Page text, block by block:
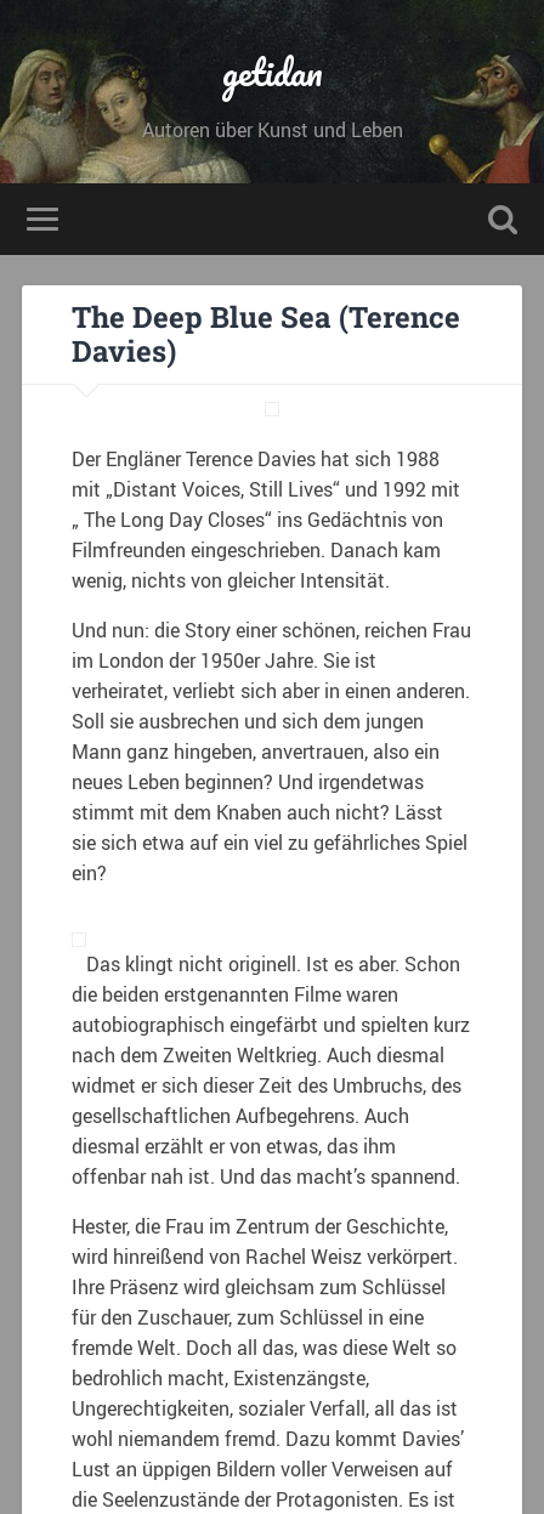
getidan
Autoren über Kunst und Leben
The Deep Blue Sea (Terence
Davies)
Der Engläner Terence Davies hat sich 1988
mit „Distant Voices, Still Lives“ und 1992 mit
„ The Long Day Closes“ ins Gedächtnis von
Filmfreunden eingeschrieben. Danach kam
wenig, nichts von gleicher Intensität.
Und nun: die Story einer schönen, reichen Frau
im London der 1950er Jahre. Sie ist
verheiratet, verliebt sich aber in einen anderen.
Soll sie ausbrechen und sich dem jungen
Mann ganz hingeben, anvertrauen, also ein
neues Leben beginnen? Und irgendetwas
stimmt mit dem Knaben auch nicht? Lässt
sie sich etwa auf ein viel zu gefährliches Spiel
ein?
Das klingt nicht originell. Ist es aber. Schon
die beiden erstgenannten Filme waren
autobiographisch eingefärbt und spielten kurz
nach dem Zweiten Weltkrieg. Auch diesmal
widmet er sich dieser Zeit des Umbruchs, des
gesellschaftlichen Aufbegehrens. Auch
diesmal erzählt er von etwas, das ihm
offenbar nah ist. Und das macht’s spannend.
Hester, die Frau im Zentrum der Geschichte,
wird hinreißend von Rachel Weisz verkörpert.
Ihre Präsenz wird gleichsam zum Schlüssel
für den Zuschauer, zum Schlüssel in eine
fremde Welt. Doch all das, was diese Welt so
bedrohlich macht, Existenzängste,
Ungerechtigkeiten, sozialer Verfall, all das ist
wohl niemandem fremd. Dazu kommt Davies’
Lust an üppigen Bildern voller Verweisen auf
die Seelenzustände der Protagonisten. Es ist